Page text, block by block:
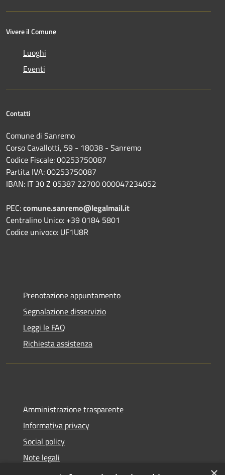
Vivere il Comune
Luoghi
Eventi
Contatti
Comune di Sanremo
Corso Cavallotti, 59 - 18038 - Sanremo
Codice Fiscale: 00253750087
Partita IVA: 00253750087
IBAN: IT 30 Z 05387 22700 000047234052
PEC:comune.sanremo@legalmail.it
Centralino Unico: +39 0184 5801
Codice univoco: UF1U8R
Prenotazione appuntamento
Segnalazione disservizio
Leggi le FAQ
Richiesta assistenza
Amministrazione trasparente
Informativa privacy
Social policy
Note legali